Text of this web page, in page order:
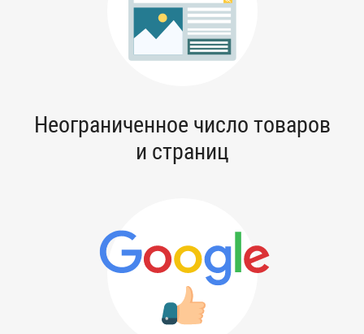
Неограниченное число товаров
и страниц